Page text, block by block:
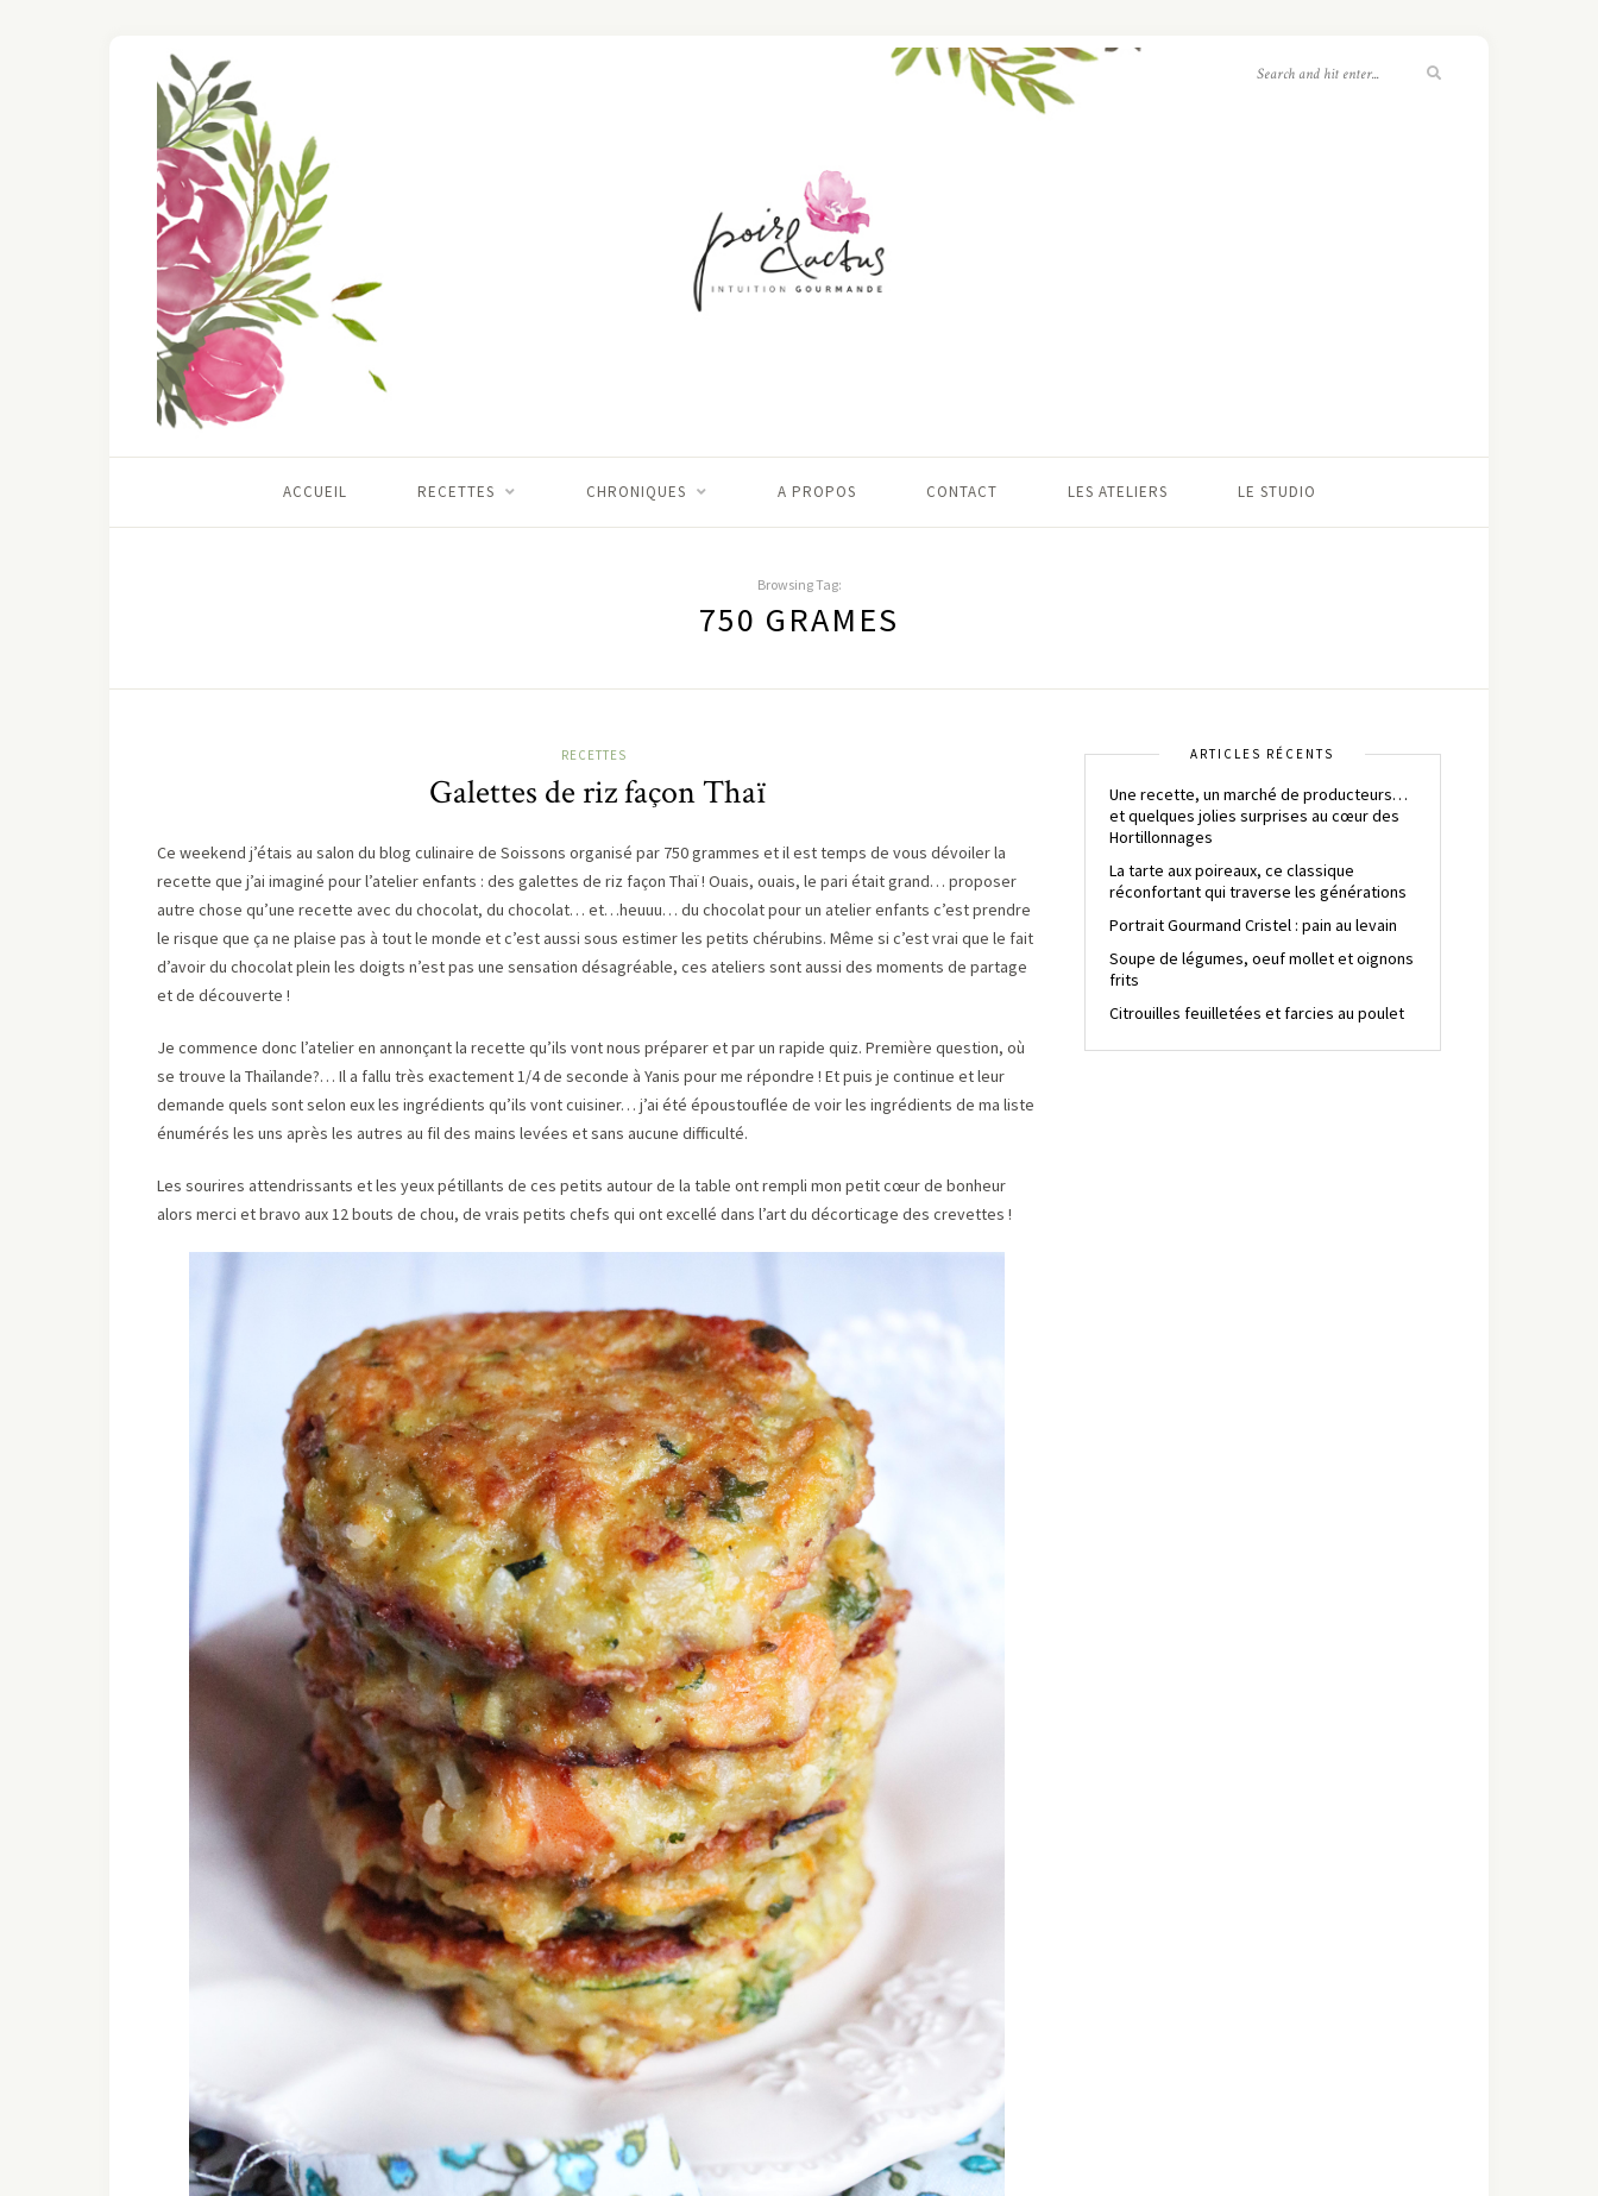
ACCUEIL RECETTES CHRONIQUES A PROPOS CONTACT LES ATELIERS LE STUDIO
Browsing Tag:
750 GRAMES
RECETTES
Galettes de riz façon Thaï
Ce weekend j’étais au salon du blog culinaire de Soissons organisé par 750 grammes et il est temps de vous dévoiler la
recette que j’ai imaginé pour l’atelier enfants : des galettes de riz façon Thaï ! Ouais, ouais, le pari était grand… proposer
autre chose qu’une recette avec du chocolat, du chocolat… et…heuuu… du chocolat pour un atelier enfants c’est prendre
le risque que ça ne plaise pas à tout le monde et c’est aussi sous estimer les petits chérubins. Même si c’est vrai que le fait
d’avoir du chocolat plein les doigts n’est pas une sensation désagréable, ces ateliers sont aussi des moments de partage
et de découverte !
Je commence donc l’atelier en annonçant la recette qu’ils vont nous préparer et par un rapide quiz. Première question, où
se trouve la Thaïlande?… Il a fallu très exactement 1/4 de seconde à Yanis pour me répondre ! Et puis je continue et leur
demande quels sont selon eux les ingrédients qu’ils vont cuisiner… j’ai été époustouflée de voir les ingrédients de ma liste
énumérés les uns après les autres au fil des mains levées et sans aucune difficulté.
Les sourires attendrissants et les yeux pétillants de ces petits autour de la table ont rempli mon petit cœur de bonheur
alors merci et bravo aux 12 bouts de chou, de vrais petits chefs qui ont excellé dans l’art du décorticage des crevettes !
ARTICLES RÉCENTS
Une recette, un marché de producteurs…
et quelques jolies surprises au cœur des
Hortillonnages
La tarte aux poireaux, ce classique
réconfortant qui traverse les générations
Portrait Gourmand Cristel : pain au levain
Soupe de légumes, oeuf mollet et oignons
frits
Citrouilles feuilletées et farcies au poulet